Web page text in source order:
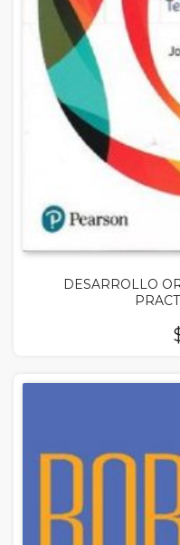
DESARROLLO